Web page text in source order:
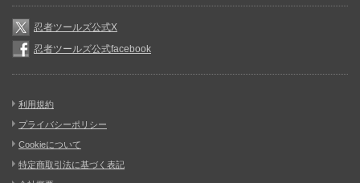
忍者ツールズ公式X
忍者ツールズ公式facebook
利用規約
プライバシーポリシー
Cookieについて
特定商取引法に基づく表記